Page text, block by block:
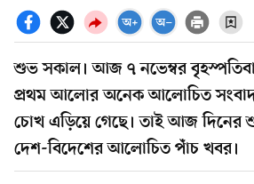
শুভ সকাল। আজ ৭ নভেম্বর
প্রথম আলোর অনেক আলোচিত
চোখ এড়িয়ে গেছে। তাই আজ দিনের
দেশ-বিদেশের আলোচিত পাঁচ খবর।